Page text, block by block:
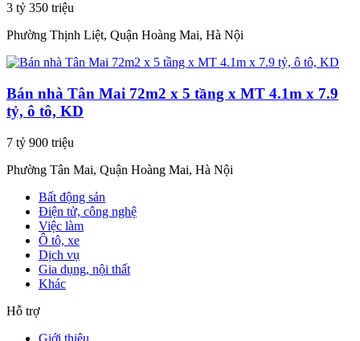
3 tỷ 350 triệu
Phường Thịnh Liệt, Quận Hoàng Mai, Hà Nội
Bán nhà Tân Mai 72m2 x 5 tầng x MT 4.1m x 7.9
tỷ, ô tô, KD
7 tỷ 900 triệu
Phường Tân Mai, Quận Hoàng Mai, Hà Nội
Bất động sản
Điện tử, công nghệ
Việc làm
Ô tô, xe
Dịch vụ
Gia dụng, nội thất
Khác
Hỗ trợ
Giới thiệu